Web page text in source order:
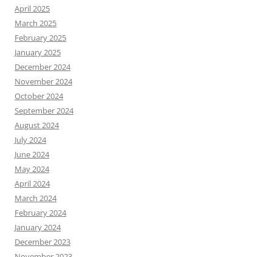
April 2025
March 2025
February 2025
January 2025
December 2024
November 2024
October 2024
September 2024
August 2024
July 2024
June 2024
May 2024
April 2024
March 2024
February 2024
January 2024
December 2023